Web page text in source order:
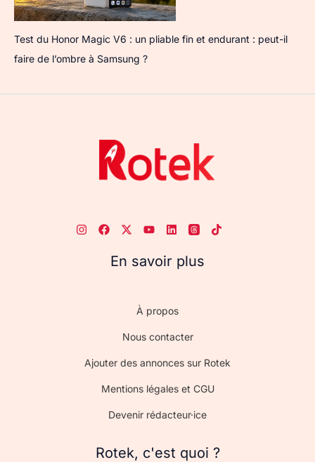
Test du Honor Magic V6 : un pliable fin et endurant : peut-il
faire de l’ombre à Samsung ?
En savoir plus
À propos
Nous contacter
Ajouter des annonces sur Rotek
Mentions légales et CGU
Devenir rédacteur·ice
Rotek, c'est quoi ?